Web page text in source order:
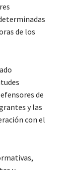
de los
de
y las
con el